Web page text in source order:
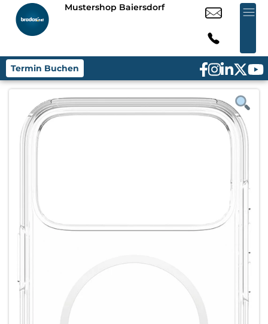
Mustershop Baiersdorf
Termin Buchen